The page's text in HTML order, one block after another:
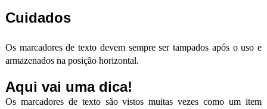
Cuidados
Os marcadores de texto devem sempre ser tampados após o uso e
armazenados na posição horizontal.
Aqui vai uma dica!
Os marcadores de texto são vistos muitas vezes como um item